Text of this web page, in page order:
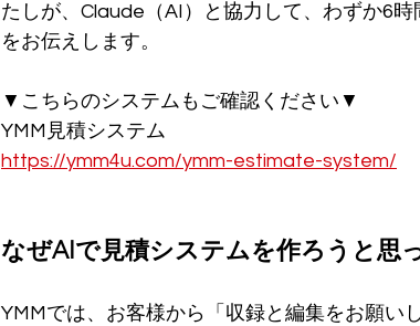
たしが、Claude（AI）と協力して、わずか6
をお伝えします。
▼こちらのシステムもご確認ください▼
YMM見積システム
https://ymm4u.com/ymm-estimate-system/
なぜAIで見積システムを作ろうと思
YMMでは、お客様から「収録と編集をお願い